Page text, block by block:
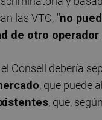
las VTC, "no
de otro operador
Consell debería
, que puede
, que,